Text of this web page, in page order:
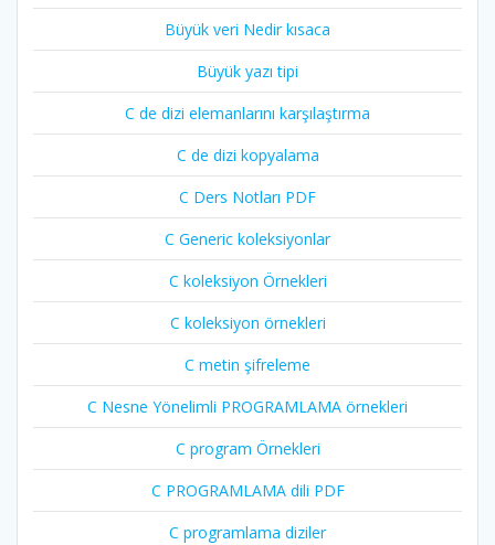
Büyük veri Nedir kısaca
Büyük yazı tipi
C de dizi elemanlarını karşılaştırma
C de dizi kopyalama
C Ders Notları PDF
C Generic koleksiyonlar
C koleksiyon Örnekleri
C koleksiyon örnekleri
C metin şifreleme
C Nesne Yönelimli PROGRAMLAMA örnekleri
C program Örnekleri
C PROGRAMLAMA dili PDF
C programlama diziler